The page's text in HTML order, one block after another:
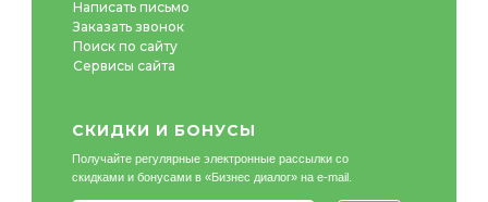
Написать письмо
Заказать звонок
Поиск по сайту
Сервисы сайта
СКИДКИ И БОНУСЫ
Получайте регулярные электронные рассылки со
скидками и бонусами в «Бизнес диалог» на e-mail.